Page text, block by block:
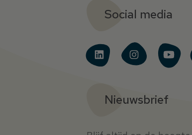
Social media
Nieuwsbrief